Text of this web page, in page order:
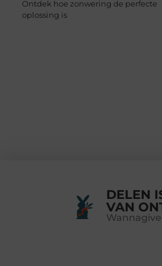
Ontdek hoe zonwering de perfecte
oplossing is
DELEN
VAN
Wannagive